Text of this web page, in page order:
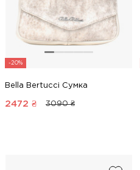
-20%
Bella Bertucci Сумка
2472 ₴ 3090 ₴